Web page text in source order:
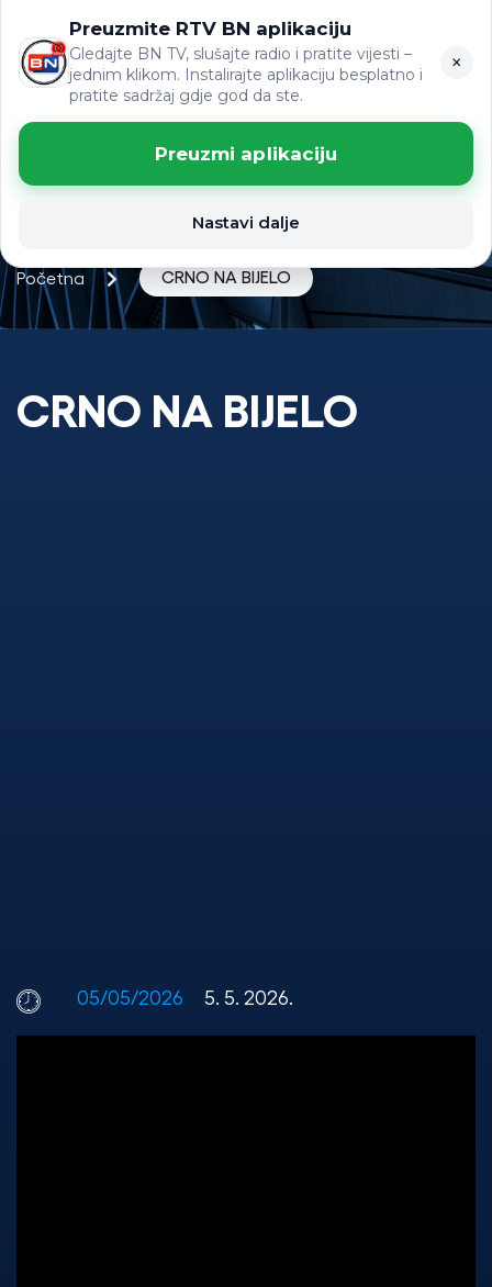
VIJESTI LAT
Preuzmite RTV BN aplikaciju
Gledajte BN TV, slušajte radio i pratite vijesti –
jednim klikom. Instalirajte aplikaciju besplatno i
pratite sadržaj gdje god da ste.
×
Preuzmi aplikaciju
Nastavi dalje
Početna CRNO NA BIJELO
CRNO NA BIJELO
05/05/2026 5. 5. 2026.